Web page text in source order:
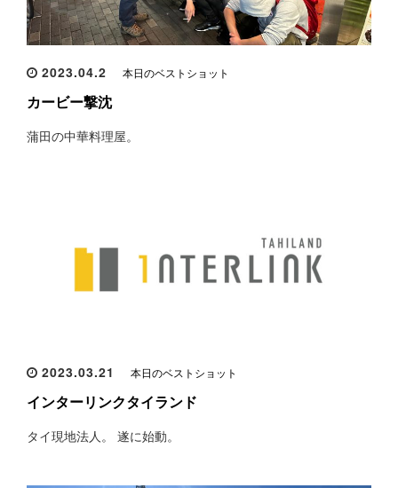
2023.04.2 本日のベストショット
カービー撃沈
蒲田の中華料理屋。
2023.03.21 本日のベストショット
インターリンクタイランド
タイ現地法人。 遂に始動。